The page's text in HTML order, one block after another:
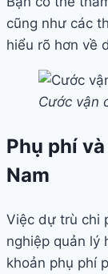
cũng như các
hiểu rõ hơn về
Cước vận
Phụ phí
Nam
Việc dự trù chi
nghiệp quản lý
khoản phụ phí